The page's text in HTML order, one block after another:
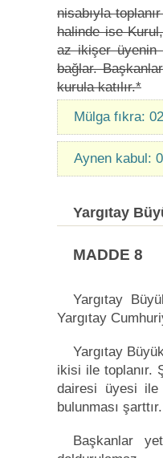
nisabıyla
halinde ise
az ikişer üyenin
bağlar.
kurula katılır.*
Mülga fıkra:
Aynen kabul:
Yargıtay
MADDE 8
Yargıtay
Yargıtay
Yargıtay
ikisi ile toplanır.
dairesi üyesi ile
bulunması şarttır.
Başkanlar